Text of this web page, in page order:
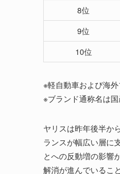
8位
9位
10位
※軽自動車および海
※ブランド通称名は
ヤリスは昨年後半か
ランスが幅広い層に
とへの反動増の影響
解消が進んでいるこ